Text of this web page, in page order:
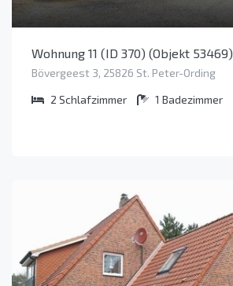
Wohnung 11 (ID 370) (Objekt 53469)
Bövergeest 3, 25826 St. Peter-Ording
2 Schlafzimmer 1 Badezimmer